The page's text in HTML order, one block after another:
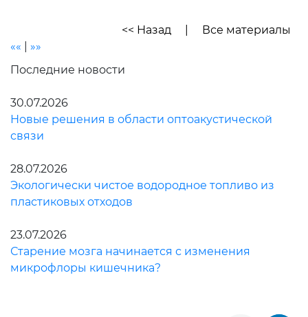
<< Назад
Все материалы
««
»»
Последние новости
30.07.2026
Новые решения в области оптоакустической
связи
28.07.2026
Экологически чистое водородное топливо из
пластиковых отходов
23.07.2026
Старение мозга начинается с изменения
микрофлоры кишечника?